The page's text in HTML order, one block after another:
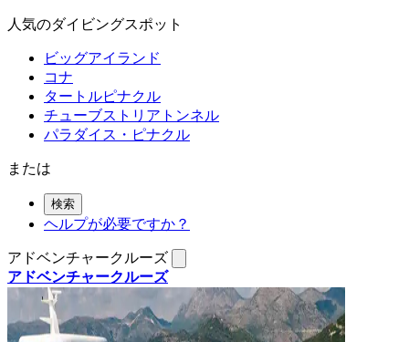
人気のダイビングスポット
ビッグアイランド
コナ
タートルピナクル
チューブストリアトンネル
パラダイス・ピナクル
または
検索
ヘルプが必要ですか？
アドベンチャークルーズ
アドベンチャークルーズ